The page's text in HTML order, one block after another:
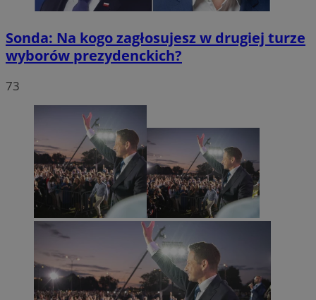
Sonda: Na kogo zagłosujesz w drugiej turze
wyborów prezydenckich?
73